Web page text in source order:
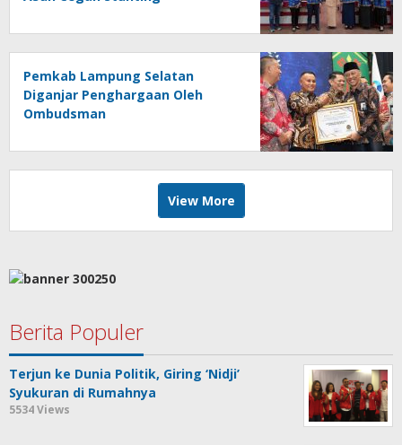
Pemkab Lampung Selatan
Diganjar Penghargaan Oleh
Ombudsman
View More
Berita Populer
Terjun ke Dunia Politik, Giring ‘Nidji’
Syukuran di Rumahnya
5534 Views